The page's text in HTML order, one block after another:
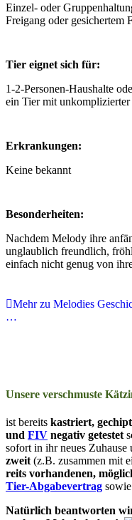
Einzel- oder
Freigang oder gesichertem
Tier eignet sich für:
1-2-Personen-Haushalte
ein Tier mit unkomplizierter
Erkrankungen:
Keine bekannt
Besonderheiten:
Nachdem Melody ihre
unglaublich freundlich,
einfach nicht genug von
Mehr zu Melodies
…
Unsere verschmuste
ist bereits kas­­triert,
und FIV ne­­ga­tiv ge­­tes­­tet
so­­fort in ihr neu­­es Zu­­hau­­se
zweit (z.B. zu­­sam­­men mit
reits vor­­han­­den­en,
Tier-Ab­­ga­­be­­ver­trag
Natürlich be­­ant­­wor­­ten